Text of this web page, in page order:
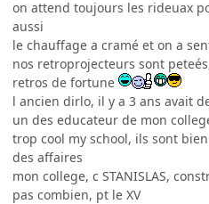
on attend toujours les rideuax
aussi
le chauffage a cramé et on a
nos retroprojecteurs sont
retros de fortune
l ancien dirlo, il y a 3 ans avait
un des educateur de mon
trop cool my school, ils sont
des affaires
mon college, c STANISLAS,
pas combien, pt le XV